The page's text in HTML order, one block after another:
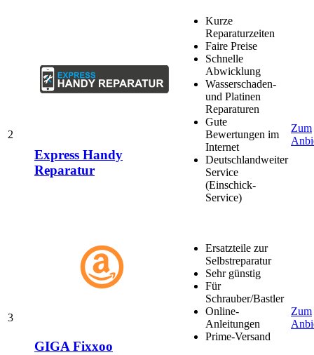
2
Express Handy
Reparatur
Kurze
Reparaturzeiten
Faire Preise
Schnelle
Abwicklung
Wasserschaden-
und Platinen
Reparaturen
Gute
Bewertungen im
Internet
Deutschlandweiter
Service
(Einschick-
Service)
Zum
3
GIGA Fixxoo
Ersatzteile zur
Selbstreparatur
Sehr günstig
Für
Schrauber/Bastler
Online-
Anleitungen
Prime-Versand
Zum